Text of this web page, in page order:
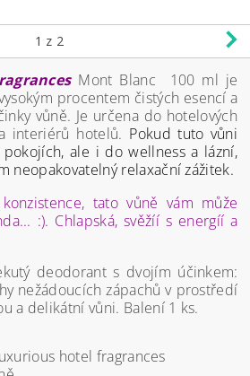
1 z 2
Mont Blanc 100 ml je
procentem čistých esencí a
vůně. Je určena do hotelových
interiérů hotelů. Pokud tuto vůni
ale i do wellness a lázní,
neopakovatelný relaxační zážitek.
tato vůně vám může
:). Chlapská, svěžíí s energíí a
deodorant s dvojím účinkem:
nežádoucích zápachů v prostředí
a delikátní vůni. Balení 1 ks.
hotel fragrances